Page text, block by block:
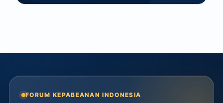
FORUM KEPABEANAN INDONESIA